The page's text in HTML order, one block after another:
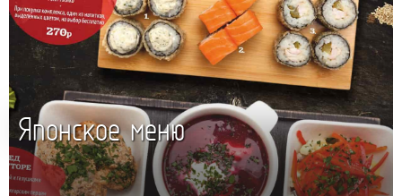
Японское меню